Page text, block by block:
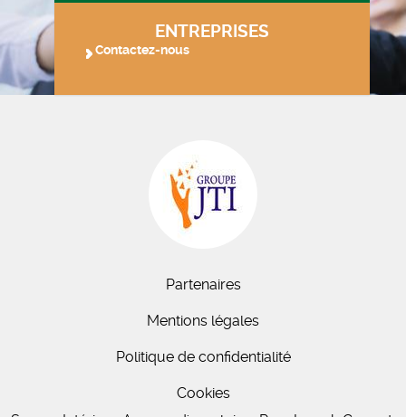
ENTREPRISES
Contactez-nous
Partenaires
Mentions légales
Politique de confidentialité
Cookies